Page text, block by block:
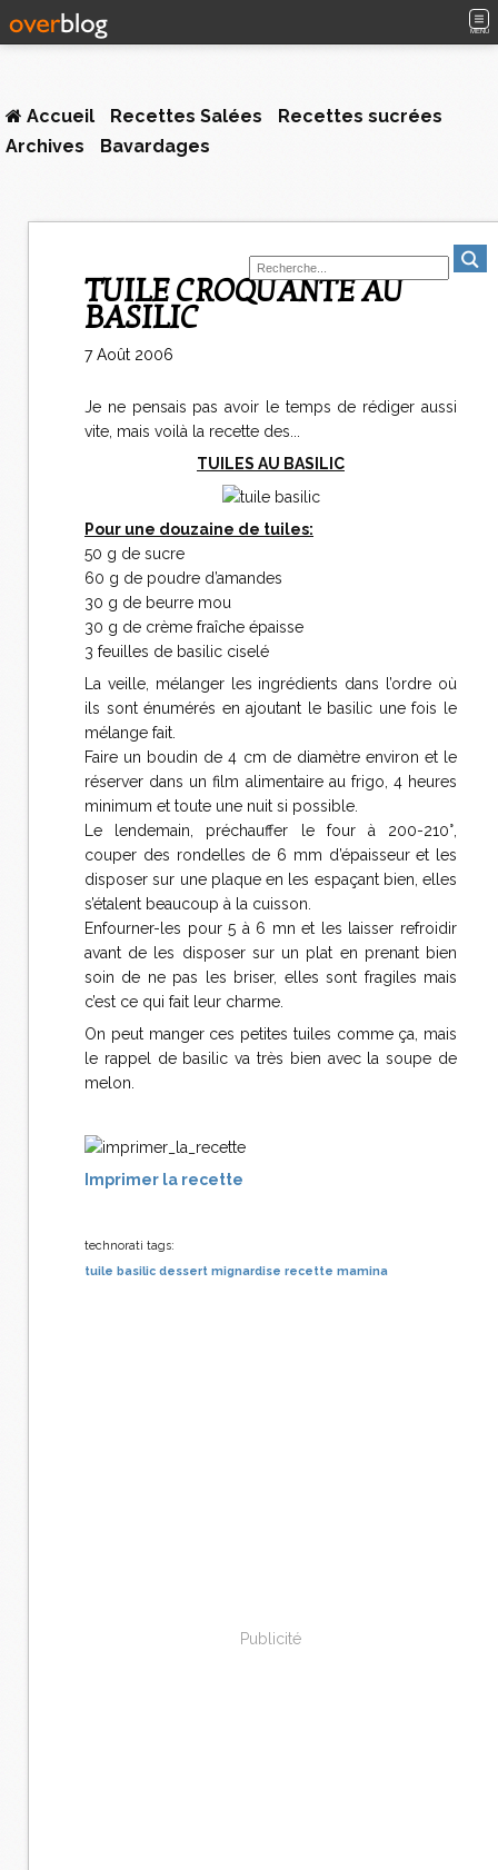
MENU
Accueil Recettes Salées
Recettes sucrées
Archives
Bavardages
TUILE CROQUANTE AU
BASILIC
7 Août 2006
Je ne pensais pas avoir le temps de rédiger aussi
vite, mais voilà la recette des...
TUILES AU BASILIC
Pour une douzaine de tuiles:
50 g de sucre
60 g de poudre d’amandes
30 g de beurre mou
30 g de crème fraîche épaisse
3 feuilles de basilic ciselé
La veille, mélanger les ingrédients dans l’ordre où
ils sont énumérés en ajoutant le basilic une fois le
mélange fait.
Faire un boudin de 4 cm de diamètre environ et le
réserver dans un film alimentaire au frigo, 4 heures
minimum et toute une nuit si possible.
Le lendemain, préchauffer le four à 200-210°,
couper des rondelles de 6 mm d’épaisseur et les
disposer sur une plaque en les espaçant bien, elles
s’étalent beaucoup à la cuisson.
Enfourner-les pour 5 à 6 mn et les laisser refroidir
avant de les disposer sur un plat en prenant bien
soin de ne pas les briser, elles sont fragiles mais
c’est ce qui fait leur charme.
On peut manger ces petites tuiles comme ça, mais
le rappel de basilic va très bien avec la soupe de
melon.
Imprimer la recette
technorati tags:
tuile basilic dessert mignardise recette mamina
Publicité